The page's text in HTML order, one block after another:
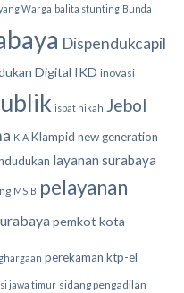
Warga balita stunting Bunda
Dispendukcapil
Digital IKD inovasi
isbat nikah Jebol
KIA Klampid new generation
layanan surabaya
MSIB pelayanan
pemkot kota
perekaman ktp-el
jawa timur sidang pengadilan